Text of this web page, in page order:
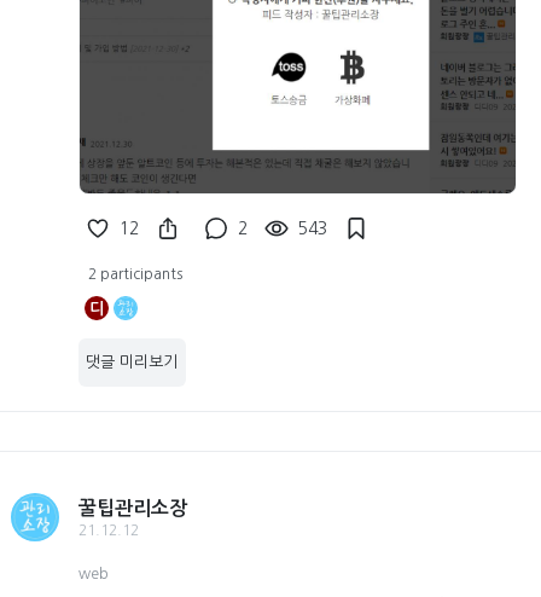
12 2 543
2 participants
디
댓글 미리보기
꿀팁관리소장
21.12.12
web